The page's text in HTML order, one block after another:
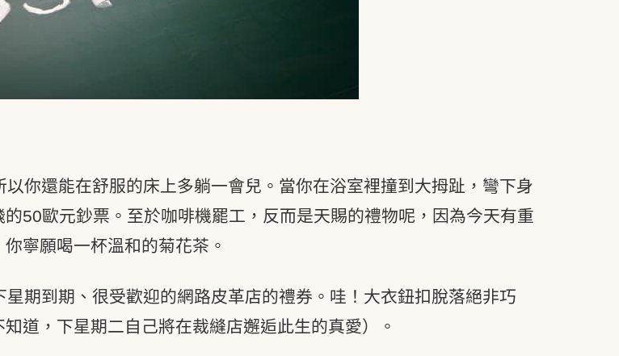
你還能在舒服的床上多躺一會兒。當你在浴室裡撞到大拇趾，彎下身
50歐元鈔票。至於咖啡機罷工，反而是天賜的禮物呢，因為今天有重
寧願喝一杯溫和的菊花茶。
期到期、很受歡迎的網路皮革店的禮券。哇！大衣鈕扣脫落絕非巧
道，下星期二自己將在裁縫店邂逅此生的真愛）。